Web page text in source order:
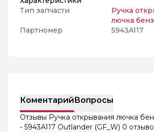
Тип запчасти
Ручка
лючка
Партномер
5943A117
КоментарийВопросы
Отзывы Ручка открывания лючка
- 5943A117 Outlander (GF_W) 0